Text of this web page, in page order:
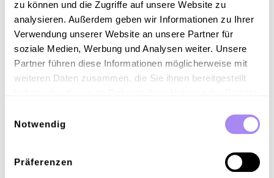
zu können und die Zugriffe auf unsere Website zu
analysieren. Außerdem geben wir Informationen zu Ihrer
Verwendung unserer Website an unsere Partner für
soziale Medien, Werbung und Analysen weiter. Unsere
Partner führen diese Informationen möglicherweise mit
weiteren Daten zusammen, die Sie ihnen bereitgestellt
Notwendig
Präferenzen
lassen?
Mit Spirii-zertifizierter Hardware und unserer Plattform
bieten wir Elektrofahrer/innen auf der ganzen Welt
modernste Ladelösungen.